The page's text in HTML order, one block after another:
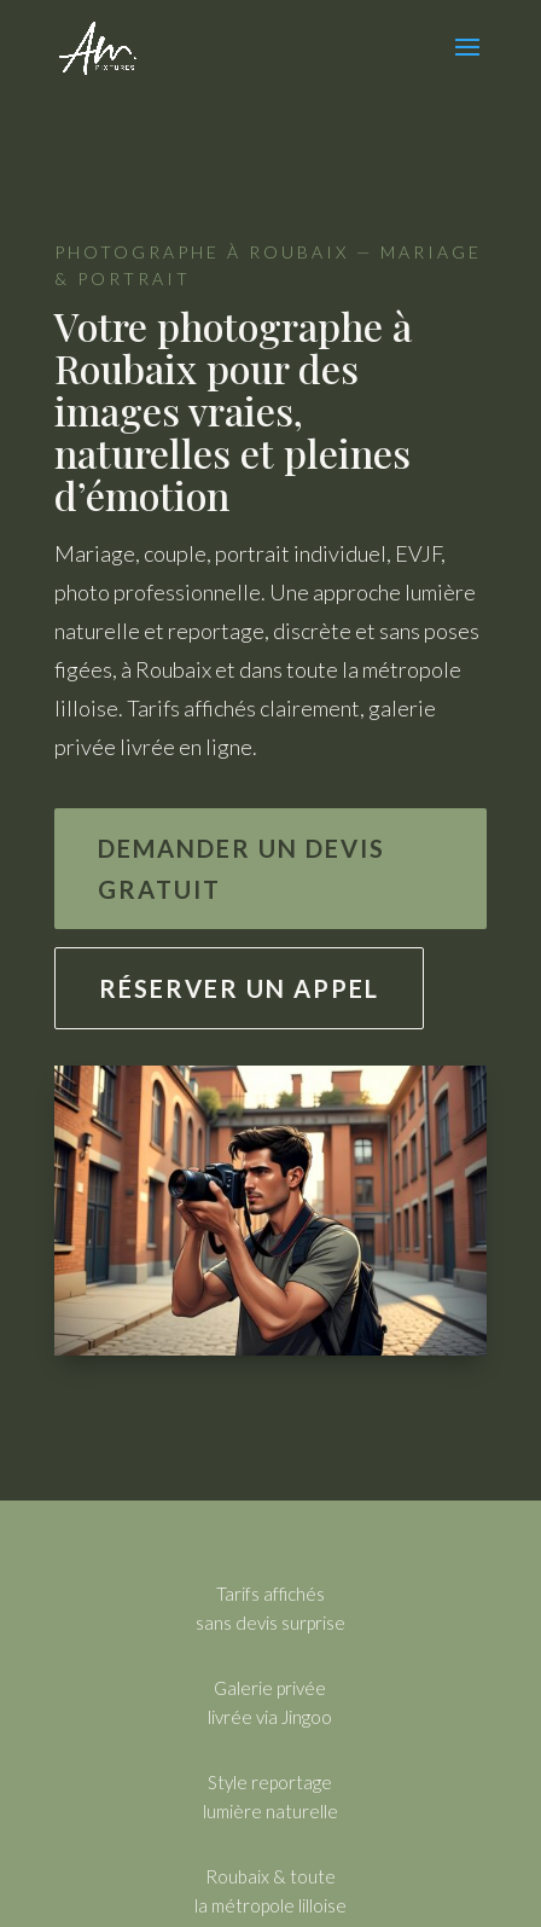
PHOTOGRAPHE À ROUBAIX — MARIAGE
& PORTRAIT
Votre photographe à
Roubaix pour des
images vraies,
naturelles et pleines
d’émotion
Mariage, couple, portrait individuel, EVJF,
photo professionnelle. Une approche lumière
naturelle et reportage, discrète et sans poses
figées, à Roubaix et dans toute la métropole
lilloise. Tarifs affichés clairement, galerie
privée livrée en ligne.
DEMANDER UN DEVIS
GRATUIT
RÉSERVER UN APPEL
Tarifs affichés
sans devis surprise
Galerie privée
livrée via Jingoo
Style reportage
lumière naturelle
Roubaix & toute
la métropole lilloise